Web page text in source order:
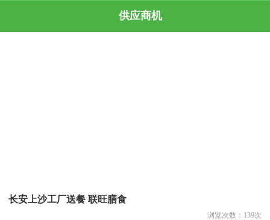
供应商机
长安上沙工厂送餐 联旺膳食
浏览次数： 139次